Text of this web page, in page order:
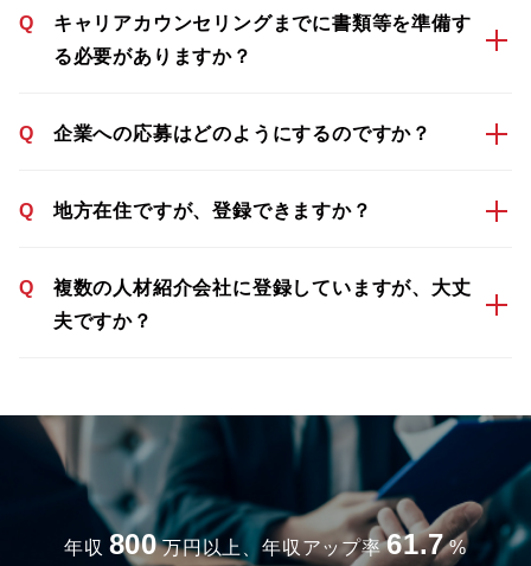
Q
キャリアカウンセリングまでに書類等を準備す
る必要がありますか？
Q 企業への応募はどのようにするのですか？
Q 地方在住ですが、登録できますか？
Q
複数の人材紹介会社に登録していますが、大丈
夫ですか？
年収 800 万円以上、年収アップ率 61.7 %